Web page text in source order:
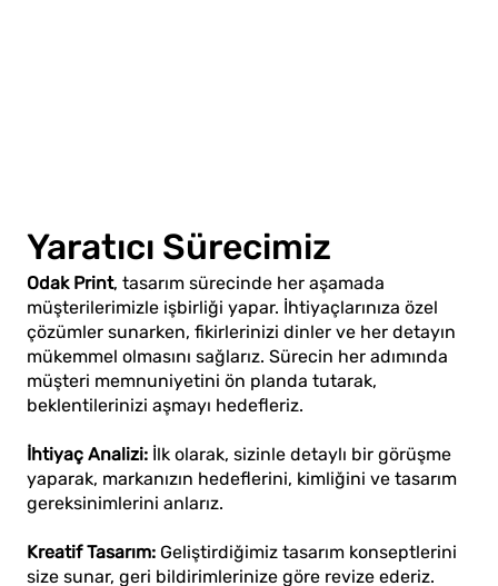
Yaratıcı Sürecimiz
Odak Print, tasarım sürecinde her aşamada
müşterilerimizle işbirliği yapar. İhtiyaçlarınıza özel
çözümler sunarken, fikirlerinizi dinler ve her detayın
mükemmel olmasını sağlarız. Sürecin her adımında
müşteri memnuniyetini ön planda tutarak,
beklentilerinizi aşmayı hedefleriz.
İhtiyaç Analizi: İlk olarak, sizinle detaylı bir görüşme
yaparak, markanızın hedeflerini, kimliğini ve tasarım
gereksinimlerini anlarız.
Kreatif Tasarım:Geliştirdiğimiz tasarım konseptlerini
size sunar, geri bildirimlerinize göre revize ederiz.